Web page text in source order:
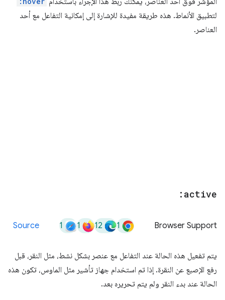
لتطبيق الأنماط. هذه طريقة مفيدة للإشارة إلى إمكانية التفاعل مع أحد
العناصر.
:active
Browser Support
1
12
1
1
Source
يتم تفعيل هذه الحالة عند التفاعل مع عنصر بشكل نشط، مثل النقر، قبل
رفع الإصبع عن النقرة. إذا تم استخدام جهاز تأشير مثل الماوس، تكون هذه
الحالة عند بدء النقر ولم يتم تحريره بعد.